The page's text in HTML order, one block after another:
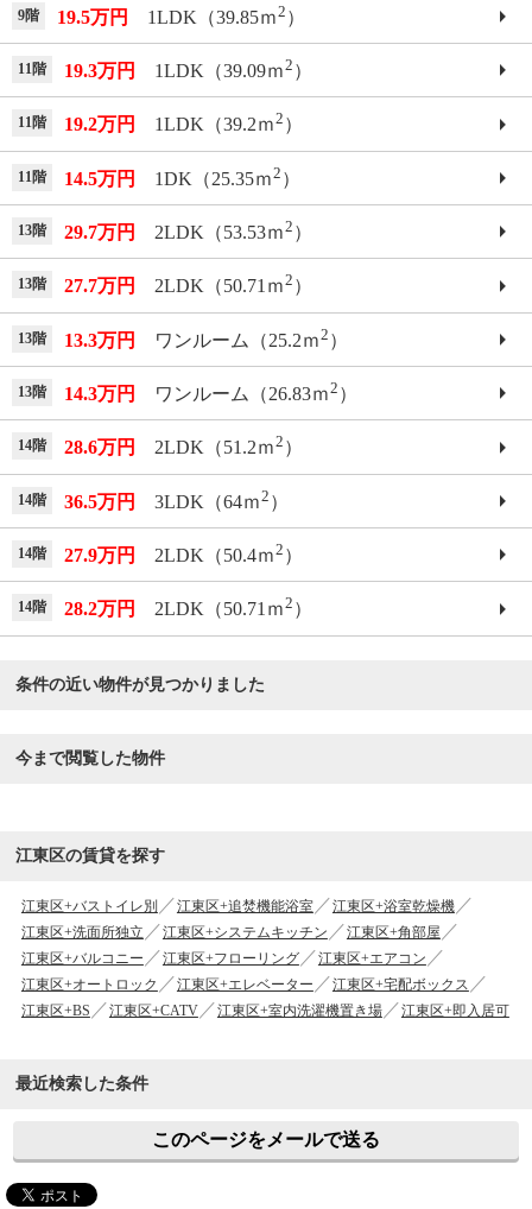
9階 19.5万円 1LDK（39.85ｍ2 ）
11階 19.3万円 1LDK（39.09ｍ2 ）
11階 19.2万円 1LDK（39.2ｍ2 ）
11階 14.5万円 1DK（25.35ｍ2 ）
13階 29.7万円 2LDK（53.53ｍ2 ）
13階 27.7万円 2LDK（50.71ｍ2 ）
13階 13.3万円 ワンルーム（25.2ｍ2 ）
13階 14.3万円 ワンルーム（26.83ｍ2 ）
14階 28.6万円 2LDK（51.2ｍ2 ）
14階 36.5万円 3LDK（64ｍ2 ）
14階 27.9万円 2LDK（50.4ｍ2 ）
14階 28.2万円 2LDK（50.71ｍ2 ）
条件の近い物件が見つかりました
今まで閲覧した物件
江東区の賃貸を探す
江東区+バストイレ別 江東区+追焚機能浴室
江東区+浴室乾燥機
江東区+洗面所独立
江東区+システムキッチン
江東区+角部屋
江東区+バルコニー
江東区+フローリング
江東区+エアコン
江東区+オートロック
江東区+エレベーター
江東区+宅配ボックス
江東区+BS
江東区+CATV 江東区+室内洗濯機置き場 江東区+即入居可
最近検索した条件
このページをメールで送る